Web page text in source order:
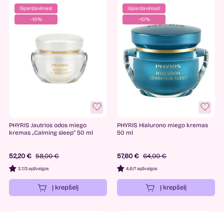
Išpardavimas!
−10%
PHYRIS Jautrios odos miego
kremas „Calming sleep“ 50 ml
52,20 € 58,00 €
3.7/3 apžvalgos
Į krepšelį
Išpardavimas!
−10%
PHYRIS Hialurono miego kremas
50 ml
57,60 € 64,00 €
4.6/7 apžvalgos
Į krepšelį